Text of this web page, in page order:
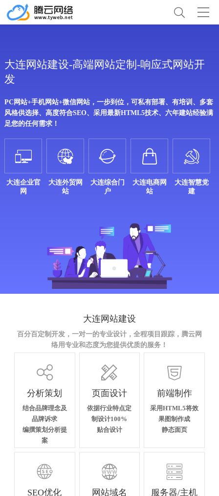
大连网站建设-高端网站定制-响应式网站开
发
PC网站+手机网站+微信网站，一步到位，可私有部署、有培训、多套
风格供选择、高度符合SEO、采用最新HTML5技术、六年建站经验满
足您的任何需求！

大连企业官
网

大连外贸网
站

大连综合门
户

大连电商网
站

大连智慧党
建
大连网站建设
百分百定制开发，一对一的专业设计，全程项目跟踪，腾云网
络用专业和态度为您提供优质的服务！

分析策划
结合品牌理念及
品牌诉求
编撰策划分析提
案

页面设计
依据行业特点定
制设计100%
贴合设计

前端制作
采用HTML5将效
果图制作成
静态面页

SEO优化

网站域名

服务器/主机